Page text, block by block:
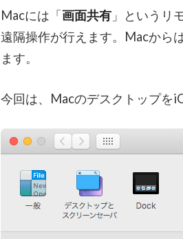
Macには「画面共有 」というリ
遠隔操作が行えます。Macから
ます。
今回は、Macのデスクトップを